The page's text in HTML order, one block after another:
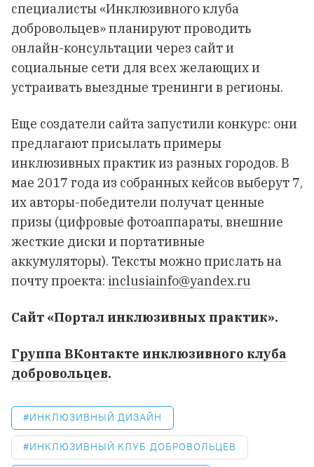
специалисты «Инклюзивного клуба
добровольцев» планируют проводить
онлайн-консультации через сайт и
социальные сети для всех желающих и
устраивать выездные тренинги в регионы.
Еще создатели сайта запустили конкурс: они
предлагают присылать примеры
инклюзивных практик из разных городов. В
мае 2017 года из собранных кейсов выберут 7,
их авторы-победители получат ценные
призы (цифровые фотоаппараты, внешние
жесткие диски и портативные
аккумуляторы). Тексты можно прислать на
почту проекта: inclusiainfo@yandex.ru
Сайт «Портал инклюзивных практик».
Группа ВКонтакте инклюзивного клуба
добровольцев.
ИНКЛЮЗИВНЫЙ ДИЗАЙН
ИНКЛЮЗИВНЫЙ КЛУБ ДОБРОВОЛЬЦЕВ